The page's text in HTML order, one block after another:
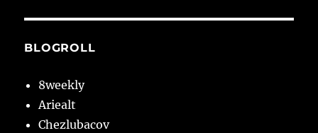
BLOGROLL
8weekly
Ariealt
Chezlubacov